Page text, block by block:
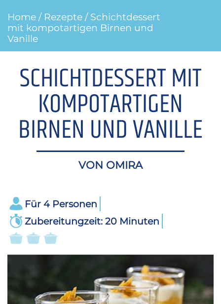
Home / Rezepte / Schichtdessert
mit kompotartigen Birnen und
Vanille
SCHICHTDESSERT MIT
KOMPOTARTIGEN
BIRNEN UND VANILLE
VON OMIRA
Für 4 Personen
Zubereitungzeit: 20 Minuten